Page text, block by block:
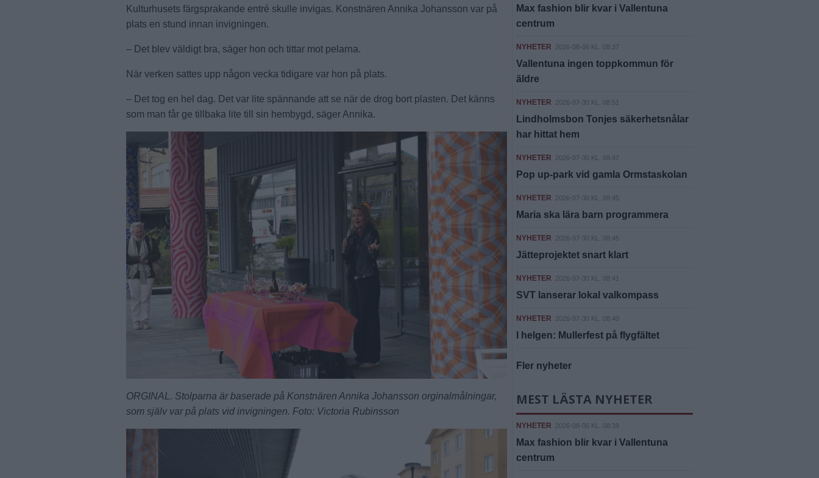
Kulturhusets färgsprakande entré skulle invigas. Konstnären Annika Johansson var på
plats en stund innan invigningen.
– Det blev väldigt bra, säger hon och tittar mot pelarna.
När verken sattes upp någon vecka tidigare var hon på plats.
– Det tog en hel dag. Det var lite spännande att se när de drog bort plasten. Det känns
som man får ge tillbaka lite till sin hembygd, säger Annika.
ORGINAL. Stolparna är baserade på Konstnären Annika Johansson orginalmålningar,
som själv var på plats vid invigningen. Foto: Victoria Rubinsson
Max fashion blir kvar i Vallentuna
centrum
NYHETER 2026-08-06 KL. 08:37
Vallentuna ingen toppkommun för
äldre
NYHETER 2026-07-30 KL. 08:51
Lindholmsbon Tonjes säkerhetsnålar
har hittat hem
NYHETER 2026-07-30 KL. 08:47
Pop up-park vid gamla Ormstaskolan
NYHETER 2026-07-30 KL. 08:45
Maria ska lära barn programmera
NYHETER 2026-07-30 KL. 08:45
Jätteprojektet snart klart
NYHETER 2026-07-30 KL. 08:41
SVT lanserar lokal valkompass
NYHETER 2026-07-30 KL. 08:40
I helgen: Mullerfest på flygfältet
Fler nyheter
MEST LÄSTA NYHETER
NYHETER 2026-08-06 KL. 08:39
Max fashion blir kvar i Vallentuna
centrum